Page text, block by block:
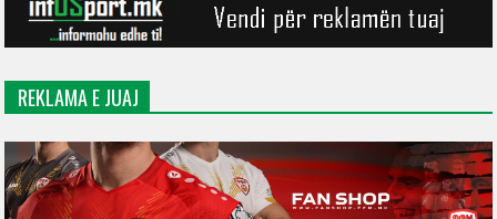
REKLAMA E JUAJ